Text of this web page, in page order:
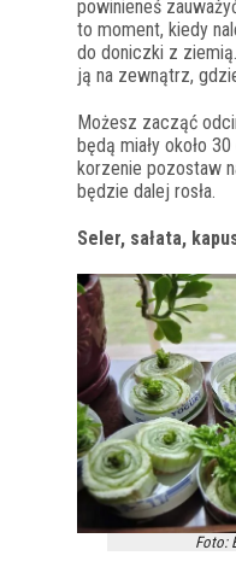
powinieneś
to moment, kiedy
do doniczki z
ją na zewnątrz,
Możesz zacząć
będą miały około
korzenie pozostaw
będzie dalej rosła.
Seler, sałata,
Foto: